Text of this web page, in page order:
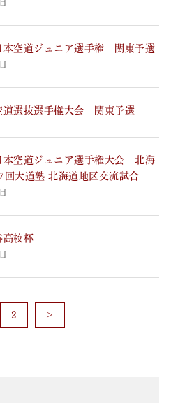
本空道ジュニア選手権 関東予選
道選抜選手権大会 関東予選
本空道ジュニア選手権大会 北海
回大道塾 北海道地区交流試合
高校杯
2 >